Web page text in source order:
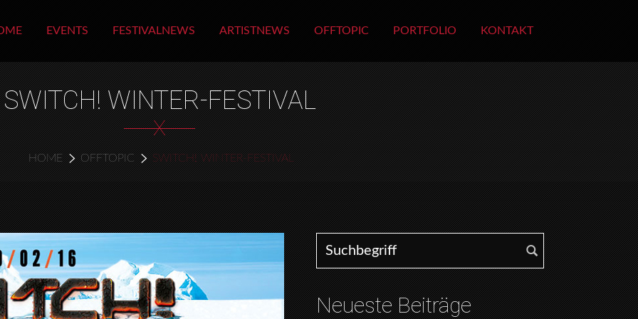
EVENTS FESTIVALNEWS ARTISTNEWS OFFTOPIC PORTFOLIO KONTAKT
SWITCH! WINTER-FESTIVAL
X
HOME OFFTOPIC SWITCH! WINTER-FESTIVAL
Search for:
Neueste Beiträge